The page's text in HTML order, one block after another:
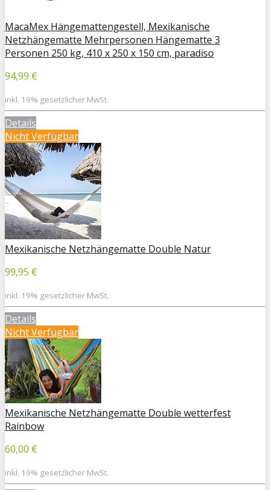
MacaMex Hängemattengestell, Mexikanische
Netzhängematte Mehrpersonen Hängematte 3
Personen 250 kg, 410 x 250 x 150 cm, paradiso
94,99 €
inkl. 19% gesetzlicher MwSt.
Details
Nicht Verfügbar
Mexikanische Netzhängematte Double Natur
99,95 €
inkl. 19% gesetzlicher MwSt.
Details
Nicht Verfügbar
Mexikanische Netzhängematte Double wetterfest
Rainbow
60,00 €
inkl. 19% gesetzlicher MwSt.